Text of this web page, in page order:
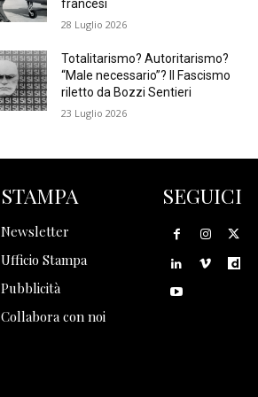
francesi
28 Luglio 2026
Totalitarismo? Autoritarismo?
“Male necessario”? Il Fascismo
riletto da Bozzi Sentieri
23 Luglio 2026
STAMPA
Newsletter
Ufficio Stampa
Pubblicità
Collabora con noi
SEGUICI